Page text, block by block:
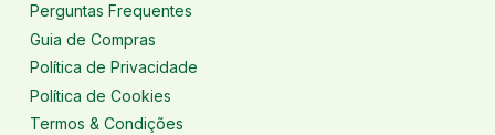
Perguntas Frequentes
Guia de Compras
Política de Privacidade
Política de Cookies
Termos & Condições